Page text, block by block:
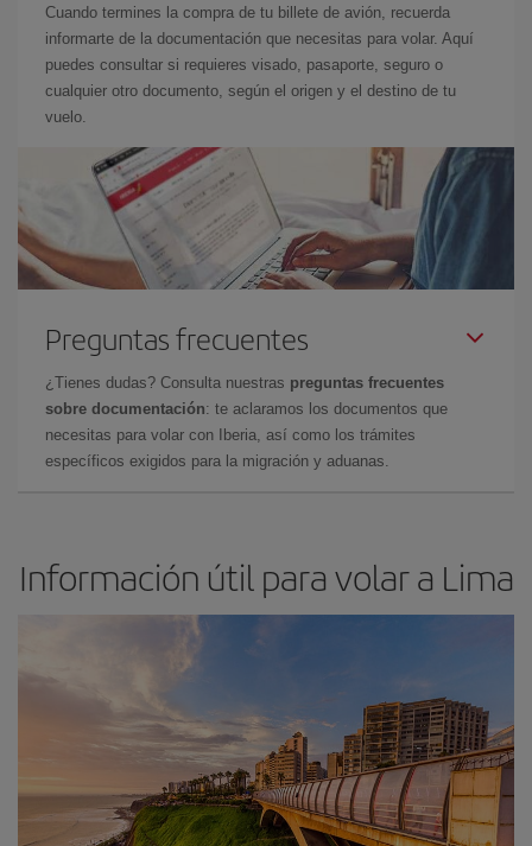
Cuando termines la compra de tu billete de avión, recuerda
informarte de la documentación que necesitas para volar. Aquí
puedes consultar si requieres visado, pasaporte, seguro o
cualquier otro documento, según el origen y el destino de tu
vuelo.
Preguntas frecuentes
¿Tienes dudas? Consulta nuestras preguntas frecuentes
sobre documentación: te aclaramos los documentos que
necesitas para volar con Iberia, así como los trámites
específicos exigidos para la migración y aduanas.
Información útil para volar a Lima